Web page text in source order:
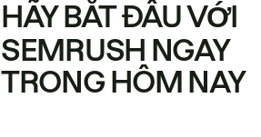
HÃY BẮT ĐẦU VỚI
SEMRUSH NGAY
TRONG HÔM NAY